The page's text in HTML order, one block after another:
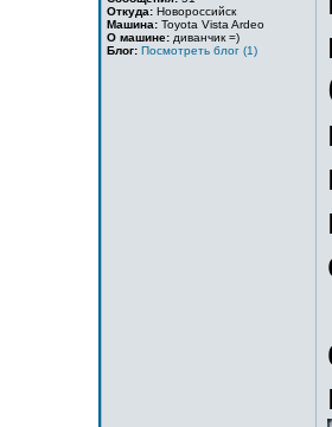
Откуда: Новороссийск
Машина: Toyota Vista Ardeo
О машине: диванчик =)
Блог: Посмотреть блог (1)